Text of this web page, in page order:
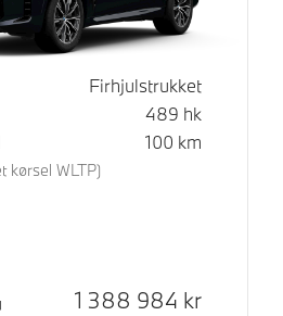
Firhjulstrukket
489 hk
kørsel WLTP)
100 km
Kontantpris
1 388 984 kr